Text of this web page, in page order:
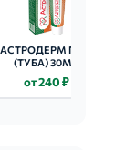
АСТРОДЕРМ ГЕЛЬ
(ТУБА) 30МЛ
от 240 ₽